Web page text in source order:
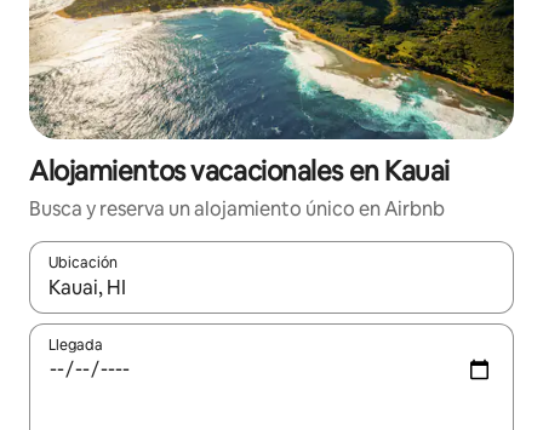
Alojamientos vacacionales en Kauai
Busca y reserva un alojamiento único en Airbnb
Ubicación
Cuando los resultados estén disponibles, podrás navegar
Llegada